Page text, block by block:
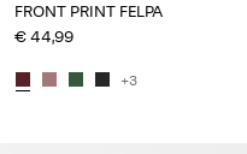
FRONT PRINT FELPA
€ 44,99
+3